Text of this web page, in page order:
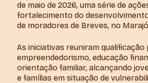
de maio de 2026, uma série de
fortalecimento do
de moradores de Breves, no
As iniciativas reuniram qualificação
empreendedorismo, educação
orientação familiar, alcançando
e famílias em situação de